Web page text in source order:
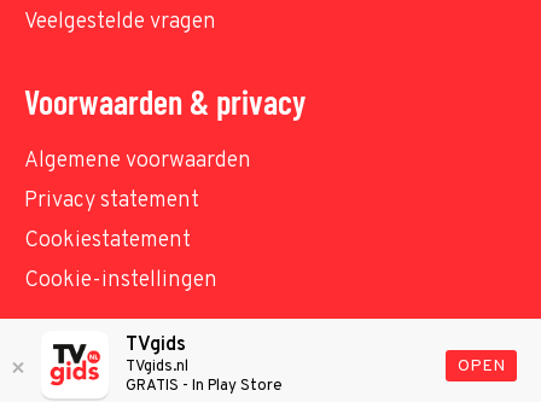
Veelgestelde vragen
Voorwaarden & privacy
Algemene voorwaarden
Privacy statement
Cookiestatement
Cookie-instellingen
© TVgids.nl 2026 - All rights reserved. No text and
datamining.
TVgids
TVgids.nl
GRATIS - In Play Store
OPEN